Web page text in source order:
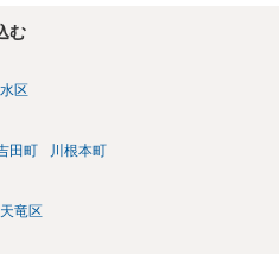
む
区
田町 川根本町
竜区